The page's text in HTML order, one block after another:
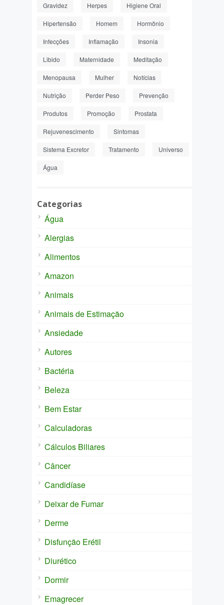
Gravidez Herpes Higiene Oral
Hipertensão Homem Hormônio
Infecções Inflamação Insonia
Libido Maternidade Meditação
Menopausa Mulher Notícias
Nutrição Perder Peso Prevenção
Produtos Promoção Prostata
Rejuvenescimento Sintomas
Sistema Excretor Tratamento Universo
Água
Categorias
Água
Alergias
Alimentos
Amazon
Animais
Animais de Estimação
Ansiedade
Autores
Bactéria
Beleza
Bem Estar
Calculadoras
Cálculos Biliares
Câncer
Candidíase
Deixar de Fumar
Derme
Disfunção Erétil
Diurético
Dormir
Emagrecer